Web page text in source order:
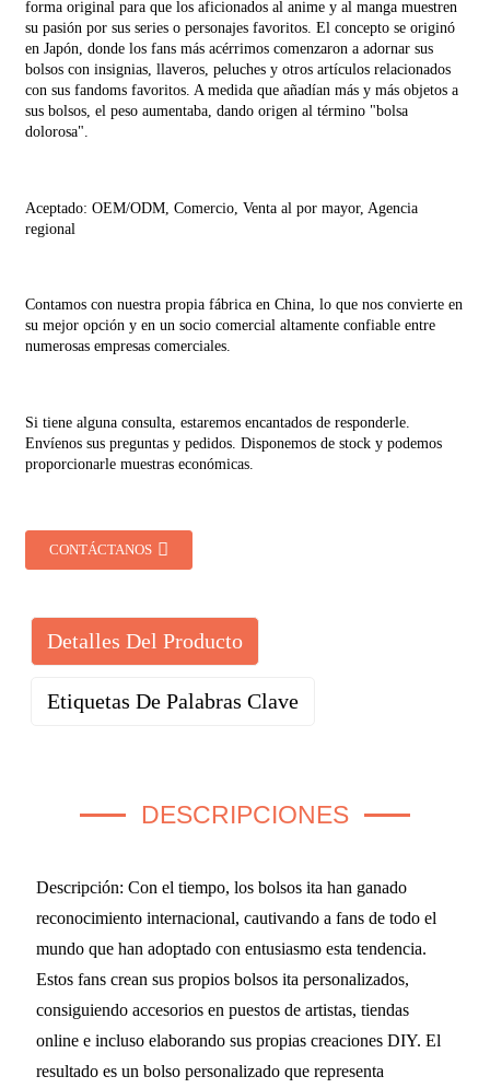
forma original para que los aficionados al anime y al manga muestren
su pasión por sus series o personajes favoritos. El concepto se originó
en Japón, donde los fans más acérrimos comenzaron a adornar sus
bolsos con insignias, llaveros, peluches y otros artículos relacionados
con sus fandoms favoritos. A medida que añadían más y más objetos a
sus bolsos, el peso aumentaba, dando origen al término "bolsa
dolorosa".
Aceptado: OEM/ODM, Comercio, Venta al por mayor, Agencia
regional
Contamos con nuestra propia fábrica en China, lo que nos convierte en
su mejor opción y en un socio comercial altamente confiable entre
numerosas empresas comerciales.
Si tiene alguna consulta, estaremos encantados de responderle.
Envíenos sus preguntas y pedidos. Disponemos de stock y podemos
proporcionarle muestras económicas.
CONTÁCTANOS
Detalles Del Producto
Etiquetas De Palabras Clave
DESCRIPCIONES
Descripción: Con el tiempo, los bolsos ita han ganado
reconocimiento internacional, cautivando a fans de todo el
mundo que han adoptado con entusiasmo esta tendencia.
Estos fans crean sus propios bolsos ita personalizados,
consiguiendo accesorios en puestos de artistas, tiendas
online e incluso elaborando sus propias creaciones DIY. El
resultado es un bolso personalizado que representa